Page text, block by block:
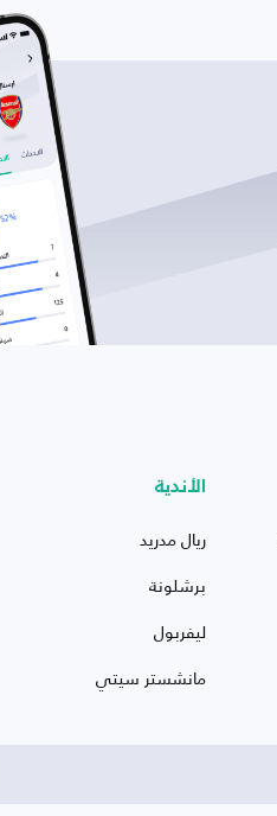
الأندية
ريال مدريد
برشلونة
ليفربول
مانشستر سيتي